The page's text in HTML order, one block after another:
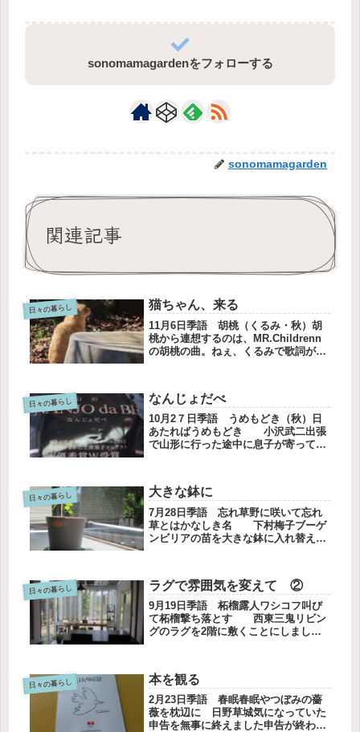
sonomamagardenをフォローする
sonomamagarden
関連記事
日々の暮らし 猫ちゃん、来る
11月6日季語 胡桃（くるみ・秋）胡
桃から連想するのは、MR.Childrenn
の胡桃の曲。ねぇ、くるみで歌詞が始
ます。怪我しちゃったかな...
日々の暮らし なんじょだべ
10月2７日季語 うめもどき（秋）日
あたればうめもどき 小沢武二出張
で山形に行った途中に息子が寄ってく
お土産にお菓子NANJO da BE を
買って来てくれました。なん...
日々の暮らし 大きな鉢に
7月28日季語 忘れ草野に咲いて忘れ
草とはかなしき名 下村梅子ブーゲ
ンビリアの苗を大きな鉢に入れ替えま
た。根を切らないように、そっと移植
しようとしましたが、ガサツな性格
の...
日々の暮らし ラグで雰囲気を変えて ②
9月19日季語 柘榴露人ワシコフ叫び
て柘榴撃ち落とす 西東三鬼リビン
グのラグを2階に敷くことにしまし
ん、暗いよね。緑のラグを。こちらが
自然かな。明るい感じです。テーブル
の...
日々の暮らし 本を観る
2月23日季語 春眠春眠やつぼみの薔
薇を枕辺に 日野草城気になっていた
申告を無事に終えました申告が終わる